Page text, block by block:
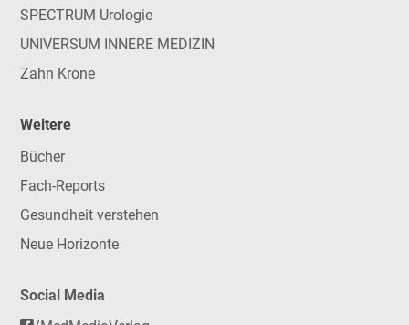
SPECTRUM Urologie
UNIVERSUM INNERE MEDIZIN
Zahn Krone
Weitere
Bücher
Fach-Reports
Gesundheit verstehen
Neue Horizonte
Social Media